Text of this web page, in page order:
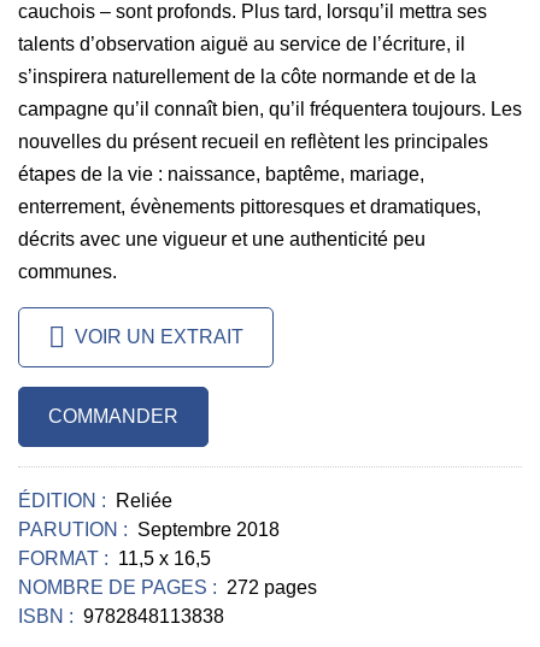
cauchois – sont profonds. Plus tard, lorsqu’il mettra ses
talents d’observation aiguë au service de l’écriture, il
s’inspirera naturellement de la côte normande et de la
campagne qu’il connaît bien, qu’il fréquentera toujours. Les
nouvelles du présent recueil en reflètent les principales
étapes de la vie : naissance, baptême, mariage,
enterrement, évènements pittoresques et dramatiques,
décrits avec une vigueur et une authenticité peu
communes.
VOIR UN EXTRAIT
COMMANDER
ÉDITION :
Reliée
PARUTION : Septembre 2018
FORMAT : 11,5 x 16,5
NOMBRE DE PAGES : 272 pages
ISBN : 9782848113838